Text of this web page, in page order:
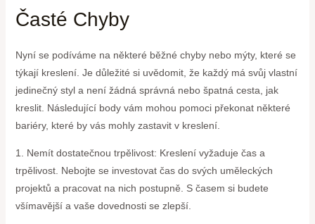
Časté Chyby
Nyní se podíváme na některé běžné chyby nebo mýty, které se
týkají kreslení. Je důležité si uvědomit, že každý má svůj vlastní
jedinečný styl a není žádná správná nebo špatná cesta, jak
kreslit. Následující body vám mohou pomoci překonat některé
bariéry, které by vás mohly zastavit v kreslení.
1. Nemít dostatečnou trpělivost: Kreslení vyžaduje čas a
trpělivost. Nebojte se investovat čas do svých uměleckých
projektů a pracovat na nich postupně. S časem si budete
všímavější a vaše dovednosti se zlepší.